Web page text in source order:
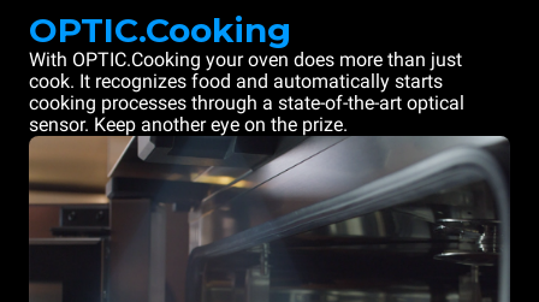
OPTIC.Cooking
With OPTIC.Cooking your oven does more than just
cook. It recognizes food and automatically starts
cooking processes through a state-of-the-art optical
sensor. Keep another eye on the prize.